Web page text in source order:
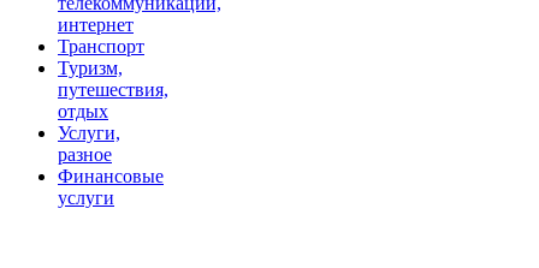
интернет
Транспорт
Туризм,
путешествия,
отдых
Услуги,
разное
Финансовые
услуги